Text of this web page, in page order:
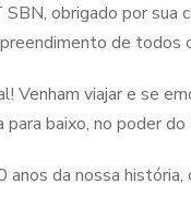
obrigado por sua
de
Venham viajar e se
para baixo, no poder
da nossa